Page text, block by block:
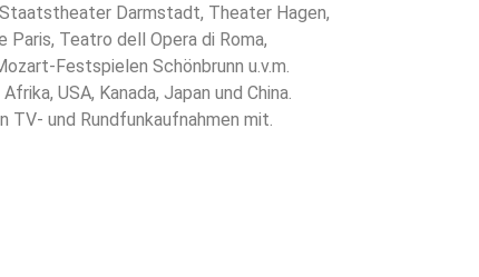
Darmstadt, Theater Hagen,
Paris, Teatro dell Opera di Roma,
Festspielen Schönbrunn u.v.m.
USA, Kanada, Japan und China.
TV- und Rundfunkaufnahmen mit.